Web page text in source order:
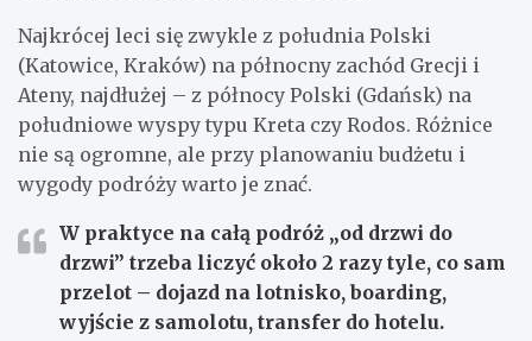
Najkrócej leci się zwykle z południa Polski
(Katowice, Kraków) na północny zachód Grecji i
Ateny, najdłużej – z północy Polski (Gdańsk) na
południowe wyspy typu Kreta czy Rodos. Różnice
nie są ogromne, ale przy planowaniu budżetu i
wygody podróży warto je znać.
W praktyce na całą podróż „od drzwi do
drzwi” trzeba liczyć około 2 razy tyle, co sam
przelot – dojazd na lotnisko, boarding,
wyjście z samolotu, transfer do hotelu.